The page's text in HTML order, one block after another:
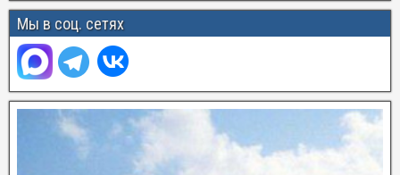
Мы в соц. сетях